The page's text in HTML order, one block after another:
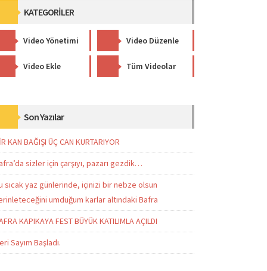
KATEGORİLER
Video Yönetimi Video Düzenle
Video Ekle Tüm Videolar
Son Yazılar
KAN BAĞIŞI ÜÇ CAN KURTARIYOR
sizler için çarşıyı, pazarı gezdik…
sıcak yaz günlerinde, içinizi bir nebze olsun
umduğum karlar altındaki Bafra
KAPIKAYA FEST BÜYÜK KATILIMLA AÇILDI
Sayım Başladı.